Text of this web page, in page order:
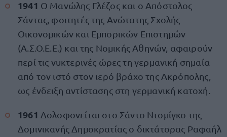
1941 Ο Μανώλης Γλέζος και ο Απόστολος
Σάντας, φοιτητές της Ανώτατης Σχολής
Οικονομικών και Εμπορικών Επιστημών
(Α.Σ.Ο.Ε.Ε.) και της Νομικής Αθηνών, αφαιρούν
περί τις νυκτερινές ώρες τη γερμανική σημαία
από τον ιστό στον ιερό βράχο της Ακρόπολης,
ως ένδειξη αντίστασης στη γερμανική κατοχή.
1961 Δολοφονείται στο Σάντο Ντομίγκο της
Δομινικανής Δημοκρατίας ο δικτάτορας Ραφαήλ